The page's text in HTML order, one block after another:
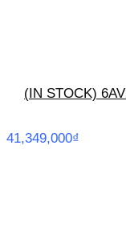
(IN STOCK)
41,349,000₫